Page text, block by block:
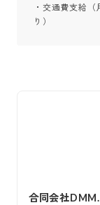
・交通費支給
合同会社